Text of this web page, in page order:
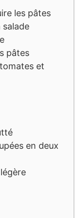
les pâtes
salade
pâtes
et
en deux